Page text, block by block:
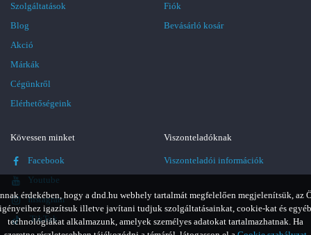
érdekében, hogy a dnd.hu webhely tartalmát megfelelően megjelenítsük, az
igényeihez igazítsuk illetve javítani tudjuk szolgáltatásainkat, cookie-kat és egyéb
technológiákat alkalmazunk, amelyek személyes adatokat tartalmazhatnak. Ha
Szolgáltatások
Blog
Akció
Márkák
Cégünkről
Elérhetőségeink
Fiók
Bevásárló kosár
Kövessen minket
Facebook
Youtube
Instagram
TikTok
Viszonteladóknak
Viszonteladói információk